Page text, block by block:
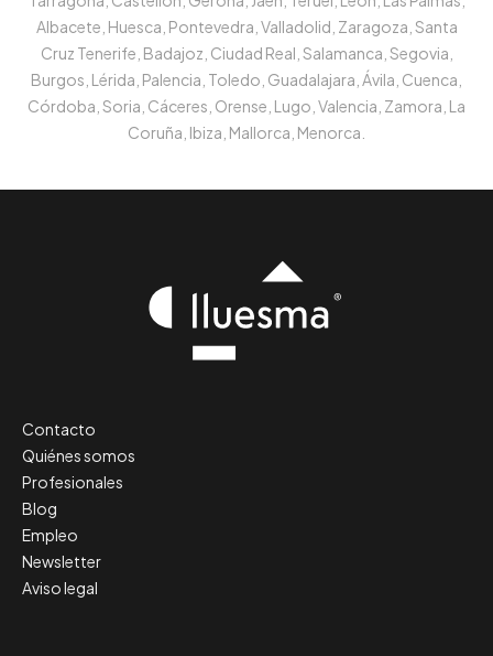
Albacete, Huesca, Pontevedra, Valladolid, Zaragoza, Santa
Cruz Tenerife, Badajoz, Ciudad Real, Salamanca, Segovia,
Burgos, Lérida, Palencia, Toledo, Guadalajara, Ávila, Cuenca,
Córdoba, Soria, Cáceres, Orense, Lugo, Valencia, Zamora, La
Coruña, Ibiza, Mallorca, Menorca.
Contacto
Quiénes somos
Profesionales
Blog
Empleo
Newsletter
Aviso legal